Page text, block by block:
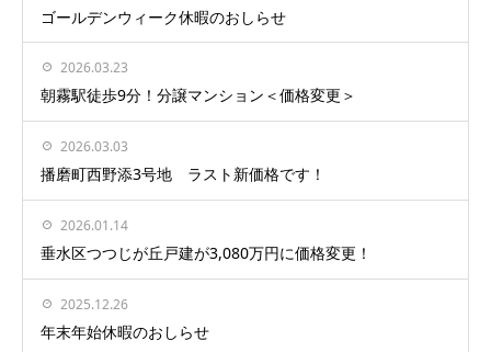
ゴールデンウィーク休暇のおしらせ
2026.03.23
朝霧駅徒歩9分！分譲マンション＜価格変更＞
2026.03.03
播磨町西野添3号地 ラスト新価格です！
2026.01.14
垂水区つつじが丘戸建が3,080万円に価格変更！
2025.12.26
年末年始休暇のおしらせ